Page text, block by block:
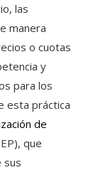
las
manera
o cuotas
y
para los
esta práctica
de
que
sus